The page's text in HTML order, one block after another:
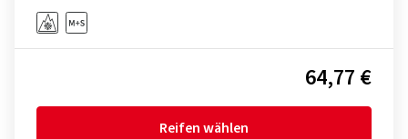
64,77 €
Reifen wählen